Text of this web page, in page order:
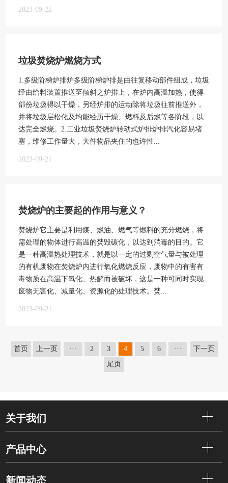
2023-09-22
垃圾焚烧炉燃烧方式
1.多级阶梯炉排炉多级阶梯炉排是由往复移动部件组成，垃圾
经由给料装置推送至倾斜之炉排上，在炉内高温加热，使得
部份垃圾得以干燥，另经炉排的运动除将垃圾往前推送外，
并将垃圾层松化及均能经历干燥、燃料及后燃等各阶段，以
达完全燃烧。2.工业垃圾焚烧炉转动式炉排炉排汽化容易堵
塞，维修工作量大，大件物品夹住的也许性...
2023-09-21
焚烧炉的主要起的作用与意义？
焚烧炉它主要是利用煤、燃油、燃气等燃料的充分燃烧，将
需处理的物体进行高温的焚毁碳化，以达到消毒的目的。它
是一种高温热处理技术，就是以一定的过剩空气量与被处理
的有机废物在焚烧炉内进行氧化燃烧反应，废物中的有害有
毒物质在高温下氧化、热解而被破坏，这是一种可同时实现
废物无害化、减量化、资源化的处理技术。焚...
2023-09-21
首页 上一页 ··· 2 3 4 5 6 ···
下一页
尾页
关于我们
产品中心
新闻动态